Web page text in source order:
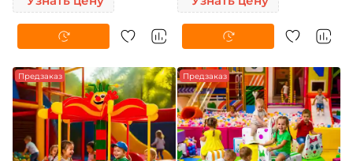
Предзаказ Предзаказ